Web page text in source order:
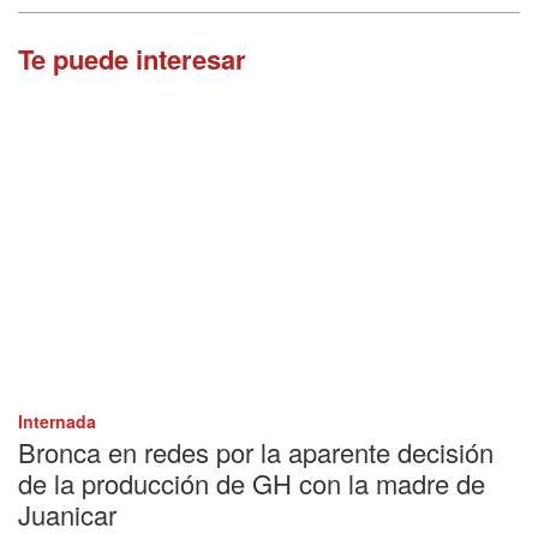
Te puede interesar
Internada
Bronca en redes por la aparente decisión
de la producción de GH con la madre de
Juanicar